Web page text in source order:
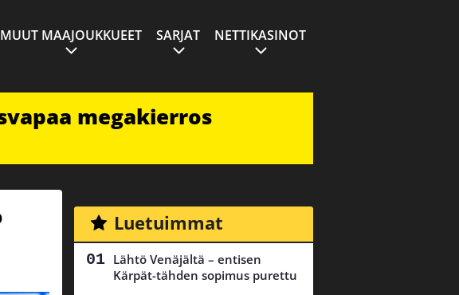
MUUT MAAJOUKKUEET SARJAT NETTIKASINOT
megakierros
Luetuimmat
Lähtö Venäjältä – entisen
Kärpät-tähden sopimus purettu